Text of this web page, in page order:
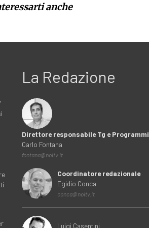
anche
La Redazione
Direttore responsabile Tg e Programmi
Carlo Fontana
fontana@noitv.it
Coordinatore redazionale
Egidio Conca
conca@noitv.it
Luigi Casentini